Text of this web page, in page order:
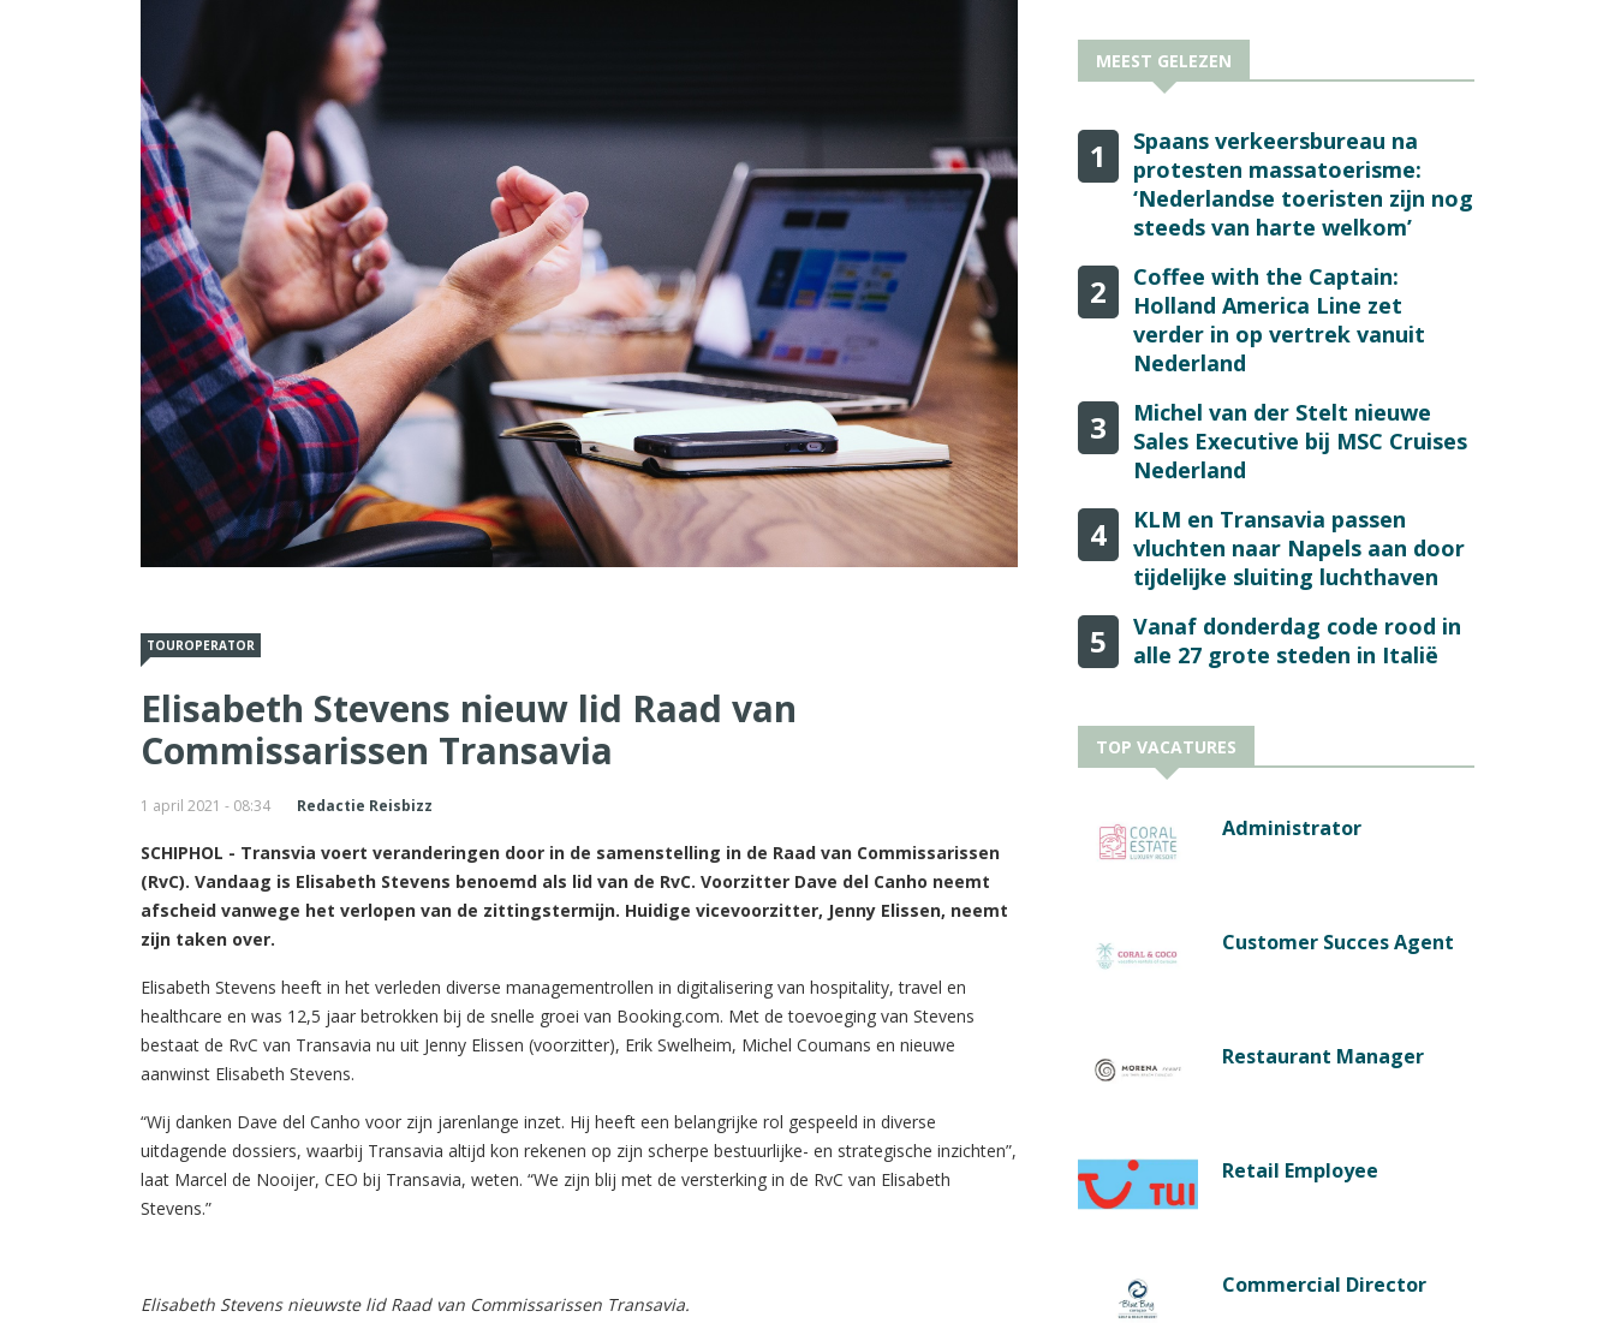
TOUROPERATOR
Elisabeth Stevens nieuw lid Raad van
Commissarissen Transavia
1 april 2021 - 08:34 Redactie Reisbizz
SCHIPHOL - Transvia voert veranderingen door in de samenstelling in de Raad van Commissarissen
(RvC). Vandaag is Elisabeth Stevens benoemd als lid van de RvC. Voorzitter Dave del Canho neemt
afscheid vanwege het verlopen van de zittingstermijn. Huidige vicevoorzitter, Jenny Elissen, neemt
zijn taken over.
Elisabeth Stevens heeft in het verleden diverse managementrollen in digitalisering van hospitality, travel en
healthcare en was 12,5 jaar betrokken bij de snelle groei van Booking.com. Met de toevoeging van Stevens
bestaat de RvC van Transavia nu uit Jenny Elissen (voorzitter), Erik Swelheim, Michel Coumans en nieuwe
aanwinst Elisabeth Stevens.
“Wij danken Dave del Canho voor zijn jarenlange inzet. Hij heeft een belangrijke rol gespeeld in diverse
uitdagende dossiers, waarbij Transavia altijd kon rekenen op zijn scherpe bestuurlijke- en strategische inzichten”,
laat Marcel de Nooijer, CEO bij Transavia, weten. “We zijn blij met de versterking in de RvC van Elisabeth
Stevens.”
Elisabeth Stevens nieuwste lid Raad van Commissarissen Transavia.
MEEST GELEZEN
1
Spaans verkeersbureau na
protesten massatoerisme:
‘Nederlandse toeristen zijn nog
steeds van harte welkom’
2
Coffee with the Captain:
Holland America Line zet
verder in op vertrek vanuit
Nederland
3
Michel van der Stelt nieuwe
Sales Executive bij MSC Cruises
Nederland
4
KLM en Transavia passen
vluchten naar Napels aan door
tijdelijke sluiting luchthaven
5
Vanaf donderdag code rood in
alle 27 grote steden in Italië
TOP VACATURES
Administrator
Customer Succes Agent
Restaurant Manager
Retail Employee
Commercial Director